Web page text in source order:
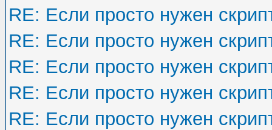
RE: Если просто нужен
RE: Если просто нужен
RE: Если просто нужен
RE: Если просто нужен
RE: Если просто нужен